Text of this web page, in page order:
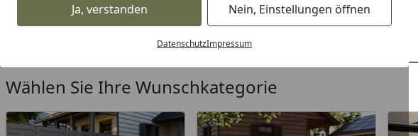
Ja, verstanden Nein, Einstellungen öffnen
DatenschutzImpressum
Startseite
Zauntechnik Steckzaunsystem
dz Steckzaunsystem
Wählen Sie Ihre Wunschkategorie